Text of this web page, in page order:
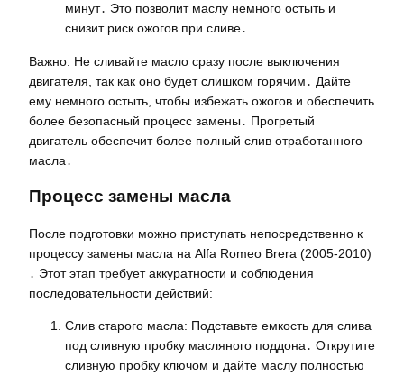
минут․ Это позволит маслу немного остыть и
снизит риск ожогов при сливе․
Важно: Не сливайте масло сразу после выключения
двигателя, так как оно будет слишком горячим․ Дайте
ему немного остыть, чтобы избежать ожогов и обеспечить
более безопасный процесс замены․ Прогретый
двигатель обеспечит более полный слив отработанного
масла․
Процесс замены масла
После подготовки можно приступать непосредственно к
процессу замены масла на Alfa Romeo Brera (2005-2010)
․ Этот этап требует аккуратности и соблюдения
последовательности действий:
Слив старого масла: Подставьте емкость для слива
под сливную пробку масляного поддона․ Открутите
сливную пробку ключом и дайте маслу полностью